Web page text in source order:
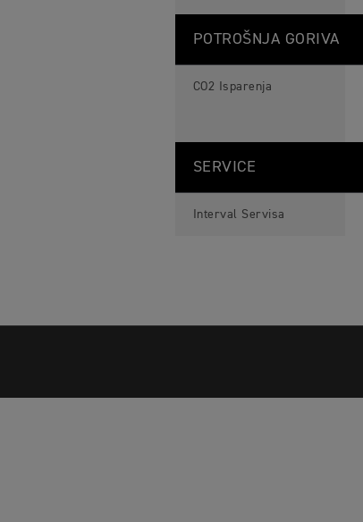
POTROŠNJA GORIVA
CO2 Isparenja
SERVICE
Interval Servisa